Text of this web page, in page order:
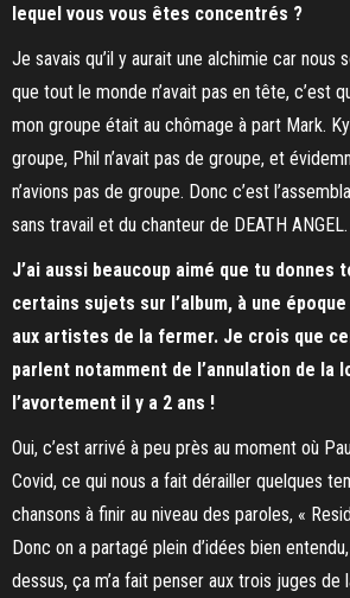
lequel vous vous êtes concentrés ?
Je savais qu’il y aurait une alchimie car nous
que tout le monde n’avait pas en tête, c’est
mon groupe était au chômage à part Mark.
groupe, Phil n’avait pas de groupe, et
n’avions pas de groupe. Donc c’est
sans travail et du chanteur de DEATH ANGEL.
J’ai aussi beaucoup aimé que tu donnes
certains sujets sur l’album, à une
aux artistes de la fermer. Je crois que
parlent notamment de l’annulation de la
l’avortement il y a 2 ans !
Oui, c’est arrivé à peu près au moment où
Covid, ce qui nous a fait dérailler quelques
chansons à finir au niveau des paroles, «
Donc on a partagé plein d’idées bien
dessus, ça m’a fait penser aux trois juges de